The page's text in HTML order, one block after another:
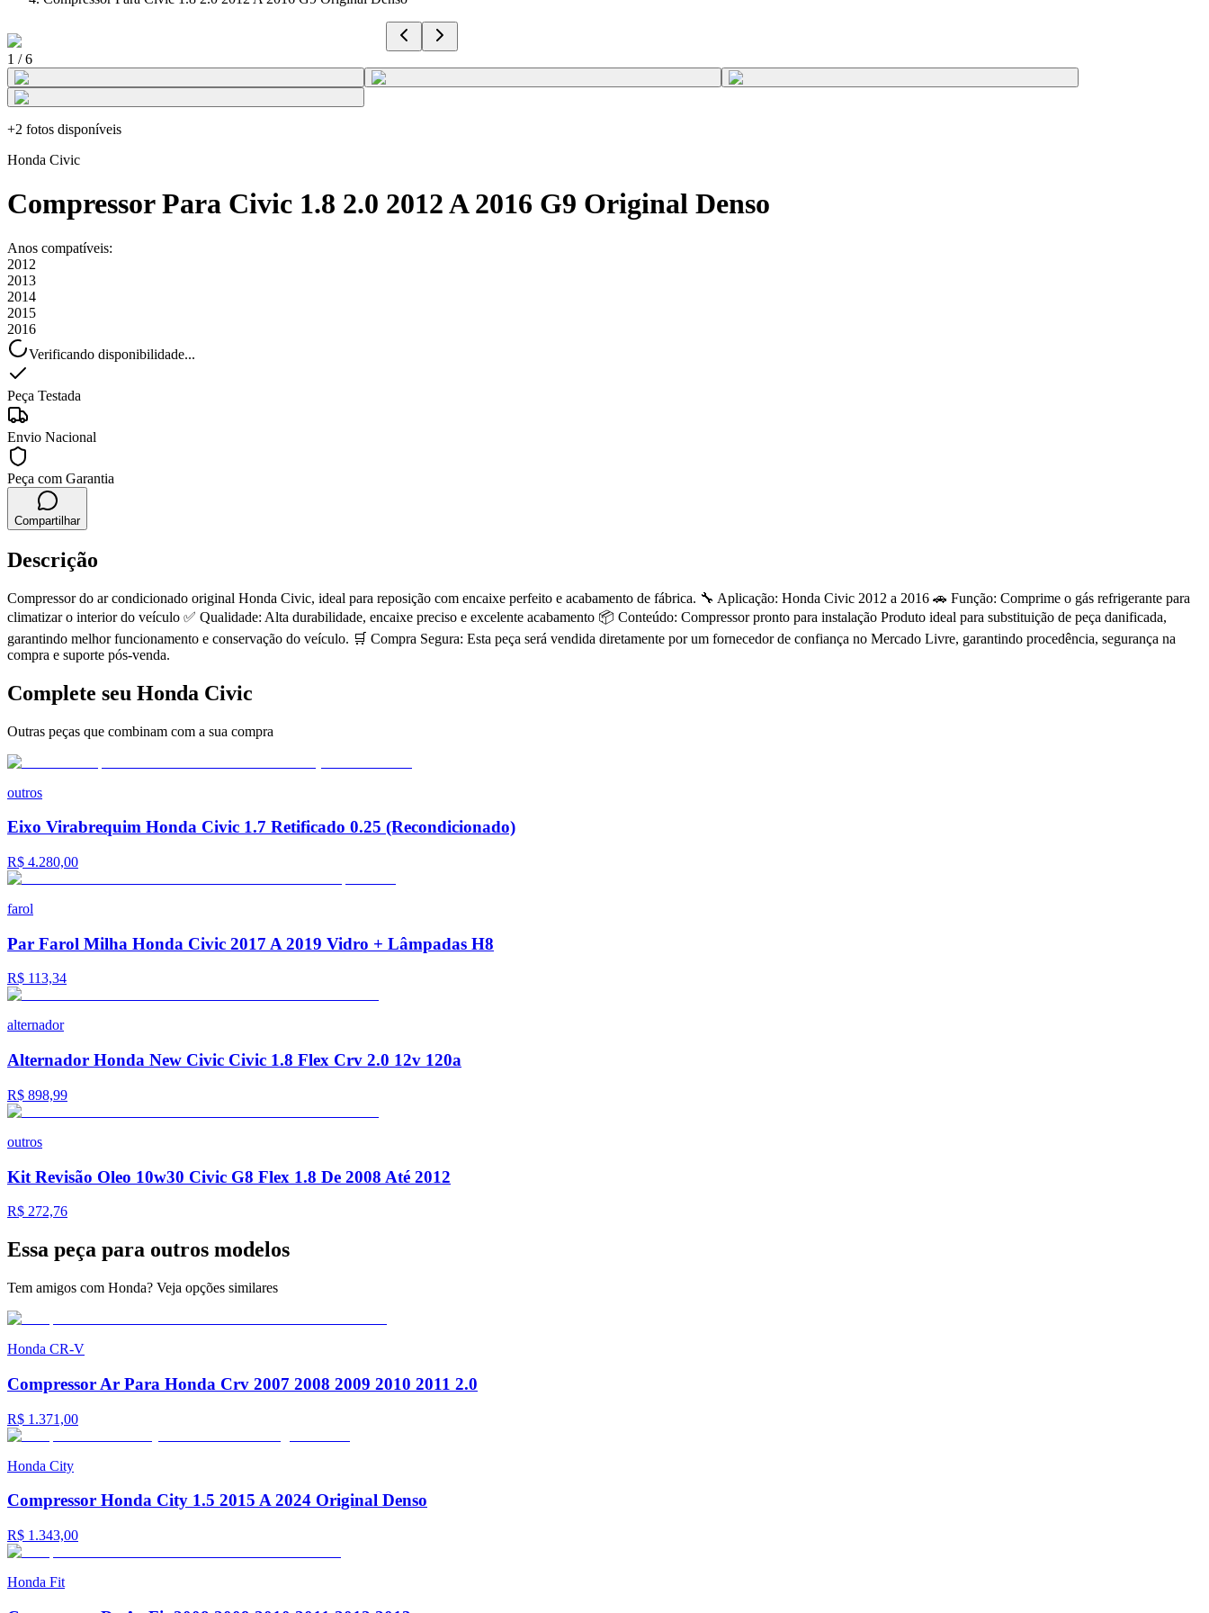
1 /6
+2 fotos disponíveis
Honda Civic
Compressor Para Civic 1.8 2.0 2012 A 2016 G9 Original Denso
Anos compatíveis:
2012
2013
2014
2015
2016
Verificando disponibilidade...
Peça Testada
Envio Nacional
Peça com Garantia
Compartilhar
Descrição
Compressor do ar condicionado original Honda Civic, ideal para reposição com encaixe perfeito e acabamento de fábrica. 🔧 Aplicação: Honda Civic 2012 a 2016 🚗 Função: Comprime o gás refrigerante para
climatizar o interior do veículo ✅ Qualidade: Alta durabilidade, encaixe preciso e excelente acabamento 📦 Conteúdo: Compressor pronto para instalação Produto ideal para substituição de peça danificada,
garantindo melhor funcionamento e conservação do veículo. 🛒 Compra Segura: Esta peça será vendida diretamente por um fornecedor de confiança no Mercado Livre, garantindo procedência, segurança na
compra e suporte pós-venda.
Complete seu Honda Civic
Outras peças que combinam com a sua compra
outros
Eixo Virabrequim Honda Civic 1.7 Retificado 0.25 (Recondicionado)
R$ 4.280,00
farol
Par Farol Milha Honda Civic 2017 A 2019 Vidro + Lâmpadas H8
R$ 113,34
alternador
Alternador Honda New Civic Civic 1.8 Flex Crv 2.0 12v 120a
R$ 898,99
outros
Kit Revisão Oleo 10w30 Civic G8 Flex 1.8 De 2008 Até 2012
R$ 272,76
Essa peça para outros modelos
Tem amigos com Honda? Veja opções similares
Honda CR-V
Compressor Ar Para Honda Crv 2007 2008 2009 2010 2011 2.0
R$ 1.371,00
Honda City
Compressor Honda City 1.5 2015 A 2024 Original Denso
R$ 1.343,00
Honda Fit